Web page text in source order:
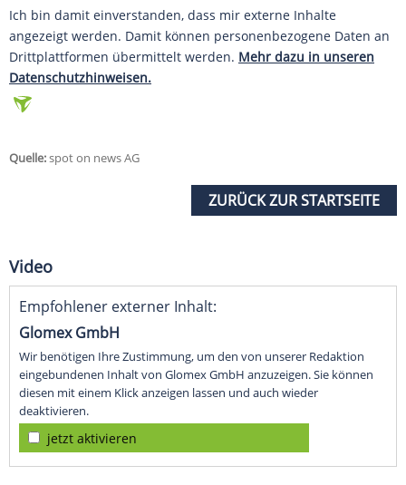
Ich bin damit einverstanden, dass mir externe Inhalte
angezeigt werden. Damit können personenbezogene Daten an
Drittplattformen übermittelt werden. Mehr dazu in unseren
Datenschutzhinweisen.
Quelle:spot on news AG
ZURÜCK ZUR STARTSEITE
Video
Empfohlener externer Inhalt:
Glomex GmbH
Wir benötigen Ihre Zustimmung, um den von unserer Redaktion
eingebundenen Inhalt von Glomex GmbH anzuzeigen. Sie können
diesen mit einem Klick anzeigen lassen und auch wieder
deaktivieren.
jetzt aktivieren